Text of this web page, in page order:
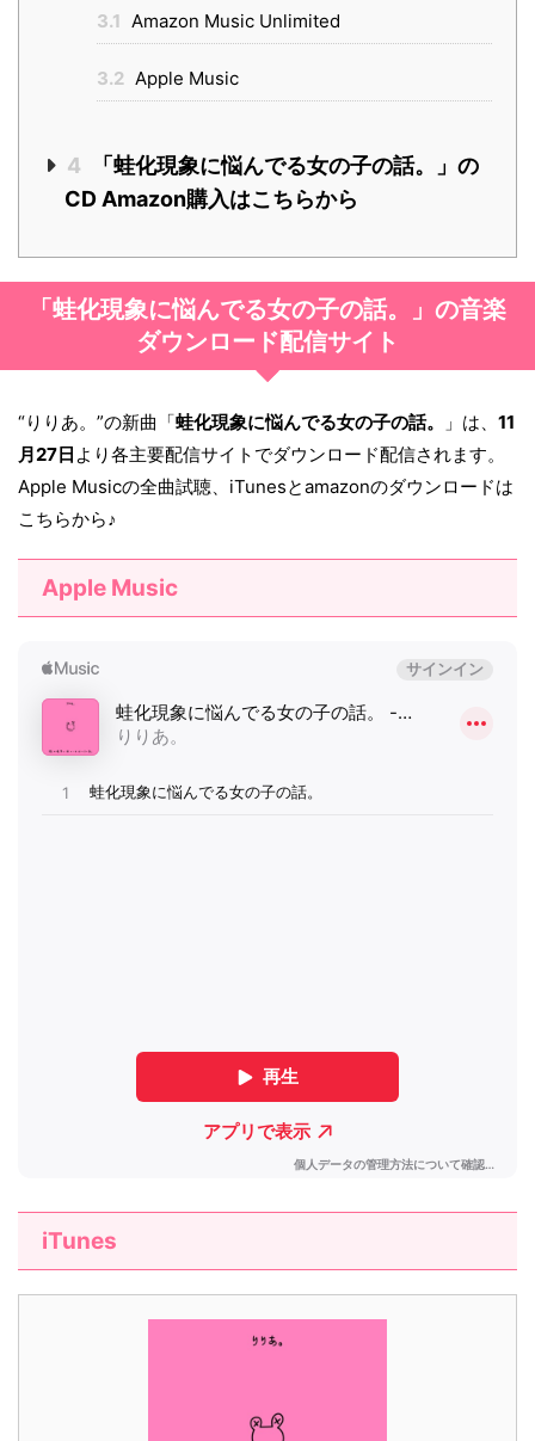
3.1 Amazon Music Unlimited
3.2 Apple Music
4
「蛙化現象に悩んでる女の子の話。」の
CD Amazon購入はこちらから
「蛙化現象に悩んでる女の子の話。」の音楽
ダウンロード配信サイト
“りりあ。”の新曲「蛙化現象に悩んでる女の子の話。 」は、 11
月27日 より各主要配信サイトでダウンロード配信されます。
Apple Musicの全曲試聴、iTunesとamazonのダウンロードは
こちらから♪
Apple Music
iTunes